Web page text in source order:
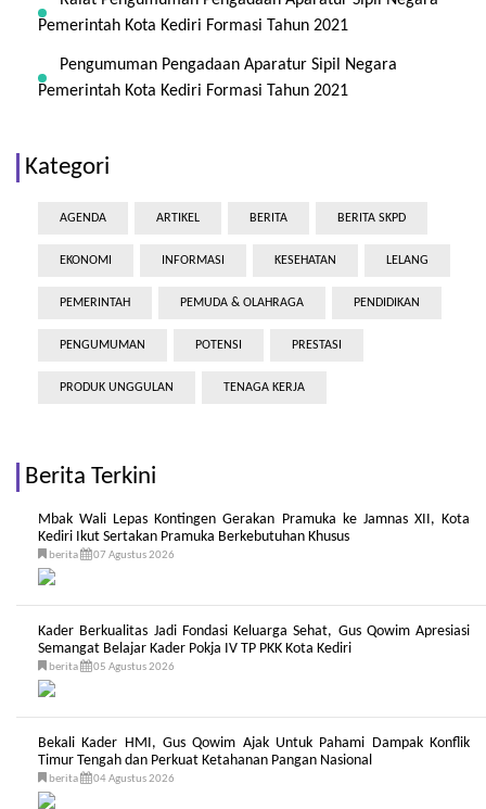
Pemerintah Kota Kediri Formasi Tahun 2021
Pengumuman Pengadaan Aparatur Sipil Negara
Pemerintah Kota Kediri Formasi Tahun 2021
Kategori
AGENDA ARTIKEL BERITA BERITA SKPD
EKONOMI INFORMASI KESEHATAN LELANG
PEMERINTAH PEMUDA & OLAHRAGA PENDIDIKAN
PENGUMUMAN POTENSI PRESTASI
PRODUK UNGGULAN TENAGA KERJA
Berita Terkini
Mbak Wali Lepas Kontingen Gerakan Pramuka ke Jamnas XII, Kota
Kediri Ikut Sertakan Pramuka Berkebutuhan Khusus
berita 07 Agustus 2026
Kader Berkualitas Jadi Fondasi Keluarga Sehat, Gus Qowim Apresiasi
Semangat Belajar Kader Pokja IV TP PKK Kota Kediri
berita 05 Agustus 2026
Bekali Kader HMI, Gus Qowim Ajak Untuk Pahami Dampak Konflik
Timur Tengah dan Perkuat Ketahanan Pangan Nasional
berita 04 Agustus 2026